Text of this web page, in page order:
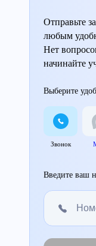
Отправьте
любым
Нет
начинайте
Выберите
Звонок
Введите ваш